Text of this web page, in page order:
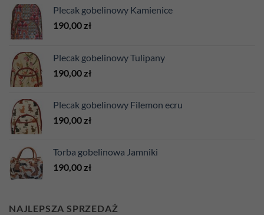
Plecak gobelinowy Kamienice
190,00 zł
Plecak gobelinowy Tulipany
190,00 zł
Plecak gobelinowy Filemon ecru
190,00 zł
Torba gobelinowa Jamniki
190,00 zł
NAJLEPSZA SPRZEDAŻ